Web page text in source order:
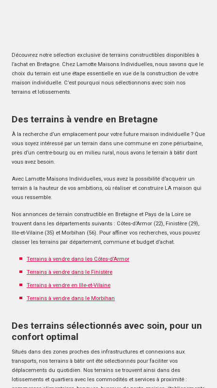
Découvrez notre sélection exclusive de terrains constructibles disponibles à
l’achat en Bretagne. Chez Lamotte Maisons Individuelles, nous savons que le
choix du terrain est une étape essentielle en vue de la construction de votre
maison individuelle. C’est pourquoi nous sélectionnons avec soin nos
terrains et lotissements.
Des terrains à vendre en Bretagne
À la recherche d’un emplacement pour votre future maison individuelle ? Que
vous soyez intéressé par un terrain dans une commune en zone périurbaine,
près d’un centre-bourg ou en milieu rural, nous avons le terrain à bâtir dont
vous avez besoin.
Avec Lamotte Maisons Individuelles, vous avez la possibilité d’acquérir un
terrain à la hauteur de vos ambitions, où réaliser et construire LA maison qui
vous ressemble.
Nos annonces de terrain constructible en Bretagne et Pays de la Loire se
trouvent dans les départements suivants : Côtes-d’Armor (22), Finistère (29),
Ille-et-Vilaine (35) et Morbihan (56). Pour affiner vos recherches, vous pouvez
classer les terrains par département, commune et budget d’achat.
Terrains à vendre dans les Côtes-d’Armor
Terrains à vendre dans le Finistère
Terrains à vendre en Ille-et-Vilaine
Terrains à vendre dans le Morbihan
Des terrains sélectionnés avec soin, pour un
confort optimal
Situés dans des zones proches des infrastructures et connexions aux
transports, nos terrains à bâtir ont été sélectionnés pour faciliter vos
déplacements du quotidien. Nos terrains se trouvent ainsi dans des
lotissements et quartiers avec les commodités et services à proximité :